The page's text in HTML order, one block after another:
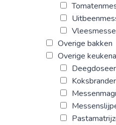
Overige bakken
Overige